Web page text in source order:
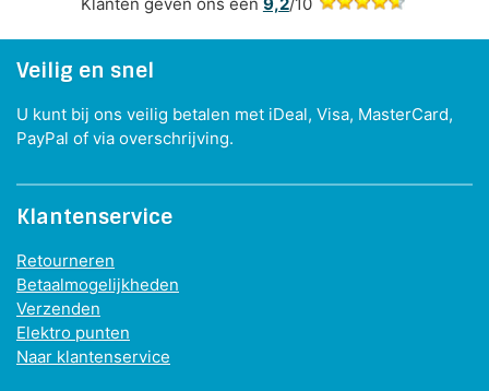
Veilig en snel
U kunt bij ons veilig betalen met iDeal, Visa, MasterCard,
PayPal of via overschrijving.
Klantenservice
Retourneren
Betaalmogelijkheden
Verzenden
Elektro punten
Naar klantenservice